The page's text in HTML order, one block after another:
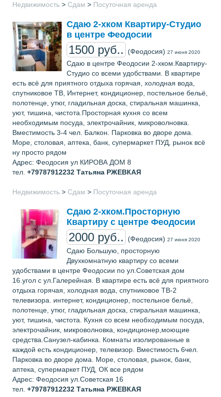
Недвижимость > Сдам > Посуточная аренда
Сдаю 2-хком Квартиру-Студио
в центре Феодосии
1500 руб.. (Феодосия) 27 июня 2020
Сдаю в центре Феодосии 2-хком.Квартиру-
Студио со всеми удобствами. В квартире
есть всё для приятного отдыха горячая, холодная вода,
спутниковое ТВ, Интернет, кондиционер, постельное бельё,
полотенце, утюг, гладильная доска, стиральная машинка,
уют, тишина, чистота.Просторная кухня со всем
необходимым посуда, электрочайник, микроволновка.
Вместимость 3-4 чел. Балкон. Парковка во дворе дома.
Море, столовая, аптека, банк, супермаркет ПУД, рынок всё
ну просто рядом
Адрес: Феодосия ул КИРОВА ДОМ 8
тел. +79787912232 Татьяна РЖЕВКАЯ
Недвижимость > Сдам > Посуточная аренда
Сдаю 2-хком.Просторную
Квартиру с центре Феодосии
2000 руб.. (Феодосия) 27 июня 2020
Сдаю Большую, просторную
Двухкомнатную квартиру со всеми
удобствами в центре Феодосии по ул.Советская дом
16.угол с ул.Галерейная. В квартире есть всё для приятного
отдыха горячая, холодная вода, спутниковое ТВ-2
телевизора. интернет, кондиционер, постельное бельё,
полотенце, утюг, гладильная доска, стиральная машинка,
уют, тишина, чистота. Кухня со всем необходимым посуда,
электрочайник, микроволновка, кондиционер,моющие
средства.Санузел-кабинка. Комнаты изолированные в
каждой есть кондиционер, телевизор. Вместимость 6чел.
Парковка во дворе дома. Море, столовая, рынок, банк,
аптека, супермаркет ПУД, ОК все рядом
Адрес: Феодосия ул.Советская 16
тел. +79787912232 Татьяна РЖЕВКАЯ